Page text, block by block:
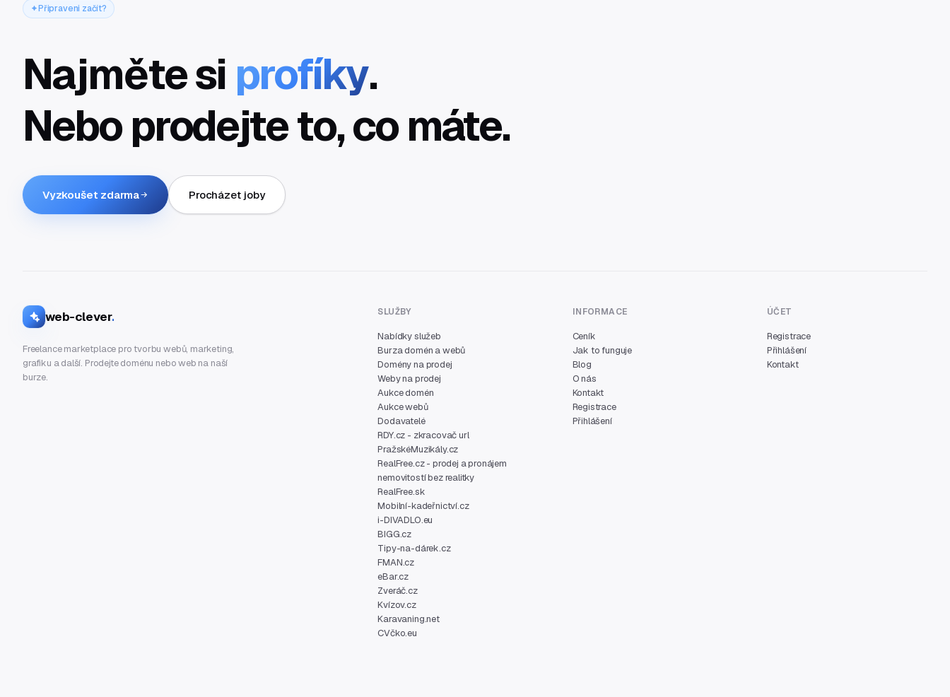
Připraveni začít?
Najměte si profíky.
Nebo prodejte to, co máte.
Vyzkoušet zdarma Procházet joby
web-clever.
Freelance marketplace pro tvorbu webů, marketing,
grafiku a další. Prodejte doménu nebo web na naší
burze.
SLUŽBY
Nabídky služeb
Burza domén a webů
Domény na prodej
Weby na prodej
Aukce domén
Aukce webů
Dodavatelé
RDY.cz - zkracovač url
PražskéMuzikály.cz
RealFree.cz - prodej a pronájem
nemovitostí bez realitky
RealFree.sk
Mobilní-kadeřnictví.cz
i-DIVADLO.eu
BIGG.cz
Tipy-na-dárek.cz
FMAN.cz
eBar.cz
Zveráč.cz
Kvízov.cz
Karavaning.net
CVčko.eu
INFORMACE
Ceník
Jak to funguje
Blog
O nás
Kontakt
Registrace
Přihlášení
ÚČET
Registrace
Přihlášení
Kontakt